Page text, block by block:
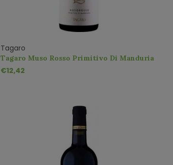
Tagaro
Tagaro Muso Rosso Primitivo Di Manduria
DOP
€12,42